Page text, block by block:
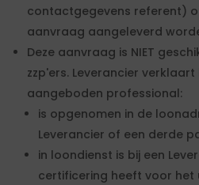
contactgegevens referent)
aanvraag aangeleverd
Deze aanvraag is NIET
zzp'ers. Leverancier
aangeboden professional:
is opgenomen in de
Leverancier of een derde
in loondienst is bij een
certificering heeft voor het